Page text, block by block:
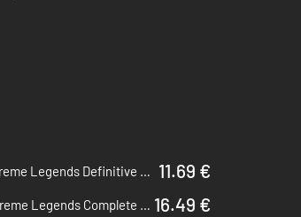
Dynasty Warriors 7: Xtreme Legends Definitive Edition - PC (Steam)
11.69 €
Dynasty Warriors 8: Xtreme Legends Complete Edition - PC (Steam) 16.49 €